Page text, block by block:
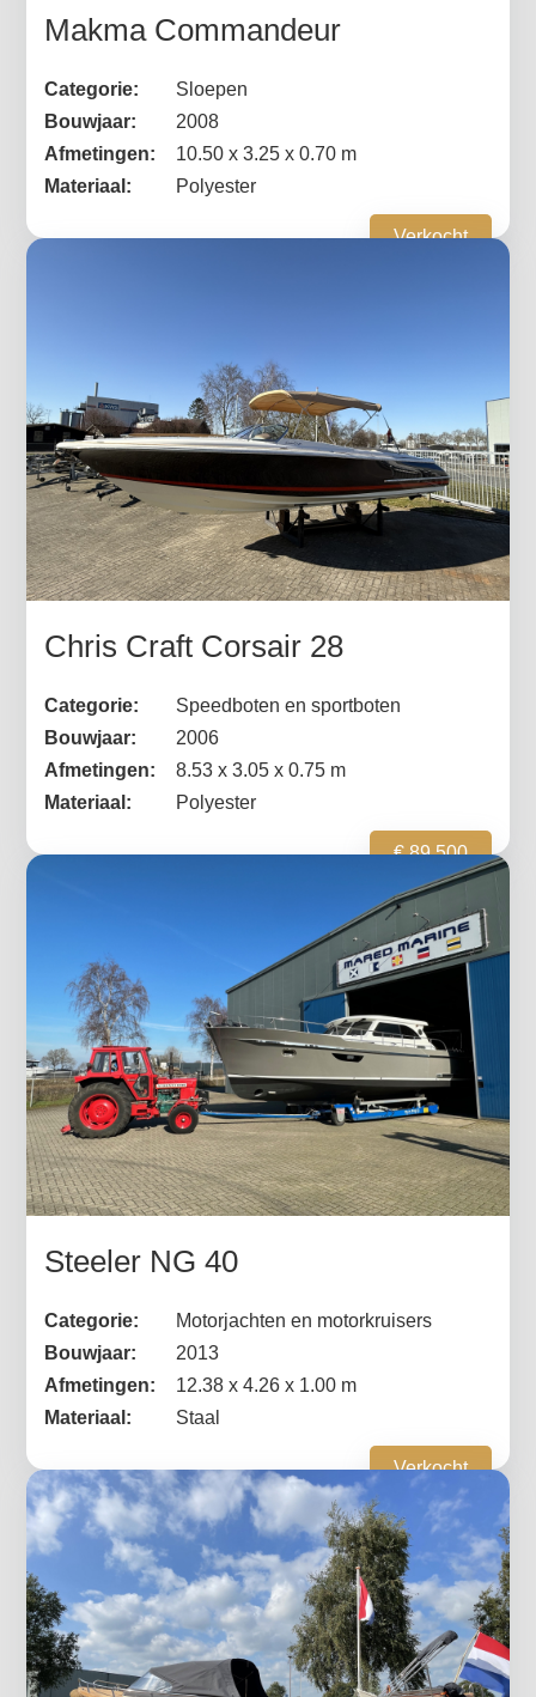
Makma Commandeur
Categorie:
Sloepen
Bouwjaar:
2008
Afmetingen:
10.50 x 3.25 x 0.70 m
Materiaal:
Polyester
Verkocht
Chris Craft Corsair 28
Categorie:
Speedboten en sportboten
Bouwjaar:
2006
Afmetingen:
8.53 x 3.05 x 0.75 m
Materiaal:
Polyester
€ 89.500
Steeler NG 40
Categorie:
Motorjachten en motorkruisers
Bouwjaar:
2013
Afmetingen:
12.38 x 4.26 x 1.00 m
Materiaal:
Staal
Verkocht